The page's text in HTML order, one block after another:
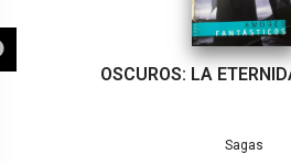
OSCUROS: LA
Sagas